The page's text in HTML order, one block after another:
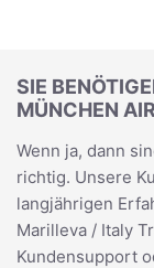
SIE
MÜNCHEN
Wenn ja, dann
richtig. Unsere
langjährigen
Marilleva / Italy
Kundensupport